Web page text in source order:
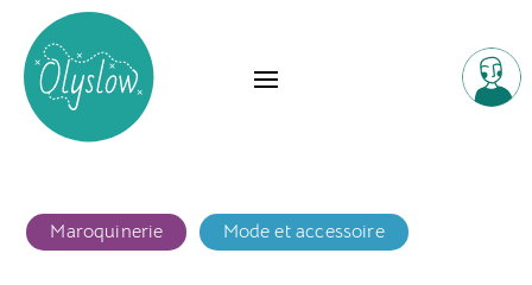
Maroquinerie Mode et accessoire